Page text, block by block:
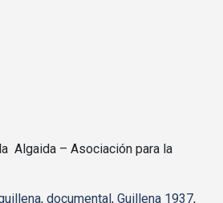
Algaida – Asociación para la
, documental, Guillena 1937,